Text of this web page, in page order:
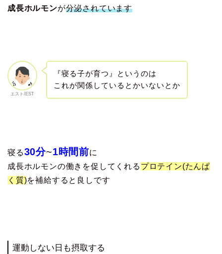
成長ホルモンが分泌されています
エスト/EST
『寝る子が育つ』というのは
これが関係しているとかいないとか
寝る30分~1時間前に
成長ホルモンの働きを促してくれる プロテイン(たんぱ
く質)を補給すると良しです
運動しない日も摂取する